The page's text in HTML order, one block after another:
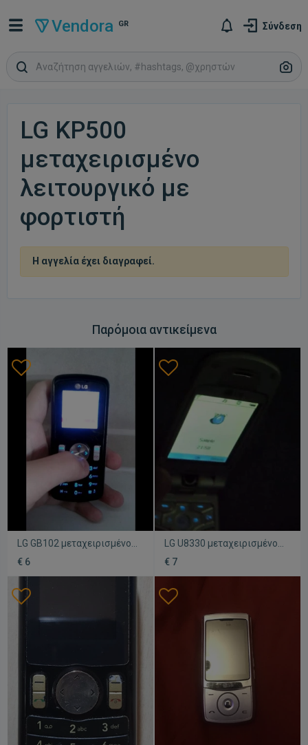
Vendora GR Σύνδεση
LG KP500
μεταχειρισμένο
λειτουργικό με
φορτιστή
Η αγγελία έχει διαγραφεί.
Παρόμοια αντικείμενα
LG GB102 μεταχειρισμένο,
πλήρως λειτουργικό
χωρίς φορτιστή
€ 6
LG U8330 μεταχειρισμένο
με αγγλικό μενού, πλήρως
λειτουργικό χωρίς
€ 7